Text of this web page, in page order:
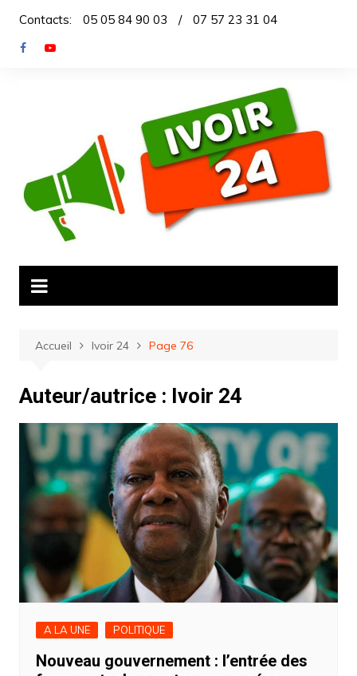
contenu
Contacts: 05 05 84 90 03 / 07 57 23 31 04
Accueil Ivoir 24 Page 76
Auteur/autrice : Ivoir 24
A LA UNE POLITIQUE
Nouveau gouvernement : l’entrée des